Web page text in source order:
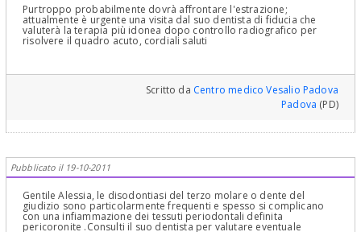
Purtroppo probabilmente dovrà affrontare l'estrazione;
attualmente è urgente una visita dal suo dentista di fiducia che
valuterà la terapia più idonea dopo controllo radiografico per
risolvere il quadro acuto, cordiali saluti
Scritto da Centro medico Vesalio Padova
Padova (PD)
Pubblicato il 19-10-2011
Gentile Alessia, le disodontiasi del terzo molare o dente del
giudizio sono particolarmente frequenti e spesso si complicano
con una infiammazione dei tessuti periodontali definita
pericoronite .Consulti il suo dentista per valutare eventuale